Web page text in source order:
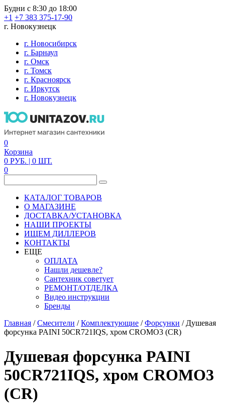
Будни с 8:30 до 18:00
+1 +7 383 375-17-90
г. Новокузнецк
г. Новосибирск
г. Барнаул
г. Омск
г. Томск
г. Красноярск
г. Иркутск
г. Новокузнецк
0
Корзина
0 РУБ. | 0 ШТ.
0
КАТАЛОГ ТОВАРОВ
О МАГАЗИНЕ
ДОСТАВКА/УСТАНОВКА
НАШИ ПРОЕКТЫ
ИЩЕМ ДИЛЛЕРОВ
КОНТАКТЫ
ЕЩЕ
ОПЛАТА
Нашли дешевле?
Сантехник советует
РЕМОНТ/ОТДЕЛКА
Видео инструкции
Бренды
Главная /Смесители /Комплектующие /Форсунки / Душевая
форсунка PAINI 50CR721IQS, хром CROMO3 (CR)
Душевая форсунка PAINI
50CR721IQS, хром CROMO3
(CR)